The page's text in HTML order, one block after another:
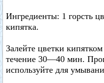
Ингредиенты: 1 горсть
кипятка.
Залейте цветки
течение 30—40 мин.
используйте для